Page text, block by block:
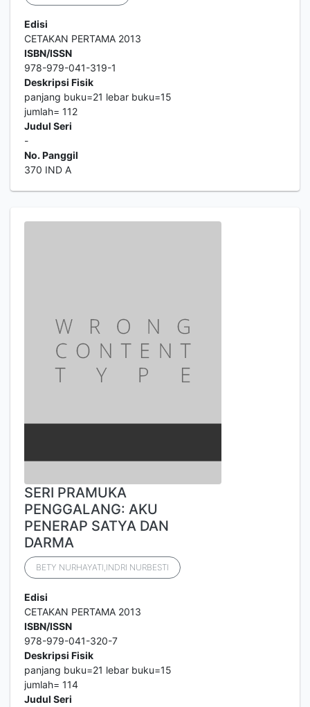
Edisi
CETAKAN PERTAMA 2013
ISBN/ISSN
978-979-041-319-1
Deskripsi Fisik
panjang buku=21 lebar buku=15
jumlah= 112
Judul Seri
-
No. Panggil
370 IND A
SERI PRAMUKA
PENGGALANG: AKU
PENERAP SATYA DAN
DARMA
BETY NURHAYATI,INDRI NURBESTI
Edisi
CETAKAN PERTAMA 2013
ISBN/ISSN
978-979-041-320-7
Deskripsi Fisik
panjang buku=21 lebar buku=15
jumlah= 114
Judul Seri